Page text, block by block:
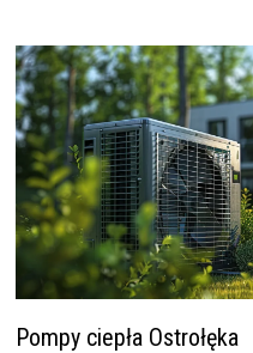
Pompy ciepła Ostrołęka